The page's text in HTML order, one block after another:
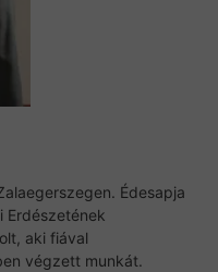
Édesapja
Erdészetének
aki fiával
végzett munkát.